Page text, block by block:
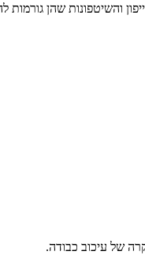
שהן גורמות
של עיכוב כבודה.